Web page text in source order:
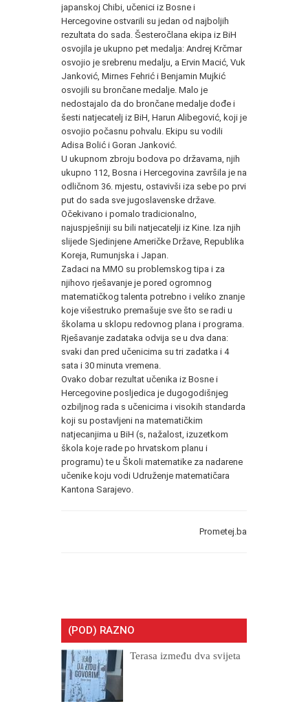
japanskoj Chibi, učenici iz Bosne i
Hercegovine ostvarili su jedan od najboljih
rezultata do sada. Šesteročlana ekipa iz BiH
osvojila je ukupno pet medalja: Andrej Krčmar
osvojio je srebrenu medalju, a Ervin Macić, Vuk
Janković, Mirnes Fehrić i Benjamin Mujkić
osvojili su brončane medalje. Malo je
nedostajalo da do brončane medalje dođe i
šesti natjecatelj iz BiH, Harun Alibegović, koji je
osvojio počasnu pohvalu. Ekipu su vodili
Adisa Bolić i Goran Janković.
U ukupnom zbroju bodova po državama, njih
ukupno 112, Bosna i Hercegovina završila je na
odličnom 36. mjestu, ostavivši iza sebe po prvi
put do sada sve jugoslavenske države.
Očekivano i pomalo tradicionalno,
najuspješniji su bili natjecatelji iz Kine. Iza njih
slijede Sjedinjene Američke Države, Republika
Koreja, Rumunjska i Japan.
Zadaci na MMO su problemskog tipa i za
njihovo rješavanje je pored ogromnog
matematičkog talenta potrebno i veliko znanje
koje višestruko premašuje sve što se radi u
školama u sklopu redovnog plana i programa.
Rješavanje zadataka odvija se u dva dana:
svaki dan pred učenicima su tri zadatka i 4
sata i 30 minuta vremena.
Ovako dobar rezultat učenika iz Bosne i
Hercegovine posljedica je dugogodišnjeg
ozbiljnog rada s učenicima i visokih standarda
koji su postavljeni na matematičkim
natjecanjima u BiH (s, nažalost, izuzetkom
škola koje rade po hrvatskom planu i
programu) te u Školi matematike za nadarene
učenike koju vodi Udruženje matematičara
Kantona Sarajevo.
Prometej.ba
(POD) RAZNO
Terasa između dva svijeta